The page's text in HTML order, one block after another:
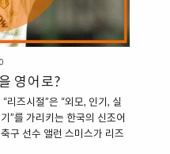
영어로?
리즈시절”은 “외모, 인기, 실
”를 가리키는 한국의 신조어
구 선수 앨런 스미스가 리즈